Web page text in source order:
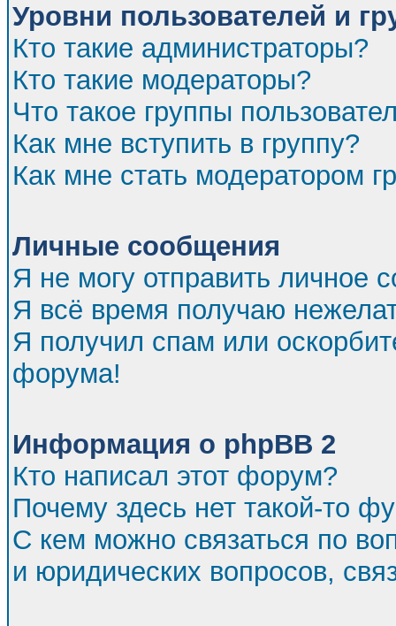
Уровни пользователей и
Кто такие администраторы?
Кто такие модераторы?
Что такое группы
Как мне вступить в группу?
Как мне стать модератором
Личные сообщения
Я не могу отправить личное
Я всё время получаю
Я получил спам или
форума!
Информация о phpBB 2
Кто написал этот форум?
Почему здесь нет такой-то
С кем можно связаться по
и юридических вопросов,